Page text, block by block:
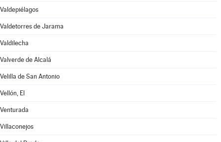
Valdepiélagos
Valdetorres de Jarama
Valdilecha
Valverde de Alcalá
Velilla de San Antonio
Vellón, El
Venturada
Villaconejos